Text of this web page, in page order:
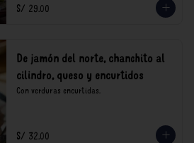
S/ 29.00
De jamón del norte, chanchito al
cilindro, queso y encurtidos
Con verduras encurtidas.
S/ 32.00